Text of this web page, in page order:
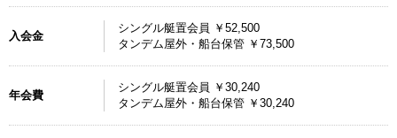
入会金
シングル艇置会員 ￥52,500
タンデム屋外・船台保管 ￥73,500
年会費
シングル艇置会員 ￥30,240
タンデム屋外・船台保管 ￥30,240